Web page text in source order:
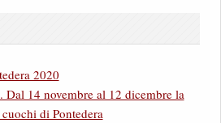
2020
Dal 14 novembre al 12 dicembre la
di Pontedera